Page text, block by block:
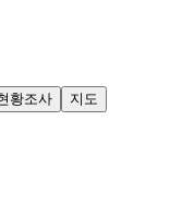
황조사
지도